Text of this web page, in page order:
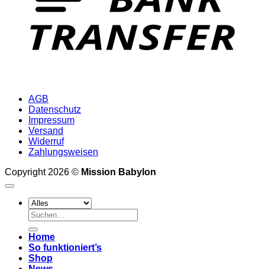
AGB
Datenschutz
Impressum
Versand
Widerruf
Zahlungsweisen
Copyright 2026 © Mission Babylon
Suchen
nach:
Home
So funktioniert’s
Shop